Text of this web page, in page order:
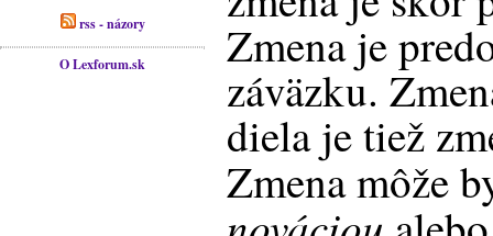
rss - názory
O Lexforum.sk Zmena je
záväzku.
diela je tiež
Zmena môže